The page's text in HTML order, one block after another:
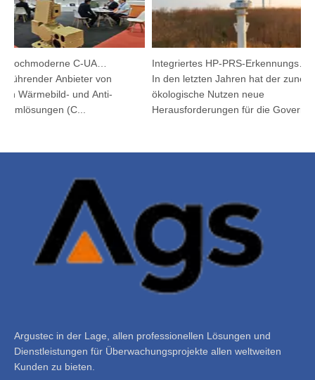
Argutec stellt hochmoderne C-UAS und Wärmetechnik in Kuala Lumpur vor
Anbieter von
und Anti-
(C...
Integriertes HP-PRS-Erkennungs- und Verfolgungsgerät: Eine Panoramavision für den Vogelschutz
In den letzten Jahren hat der
ökologische Nutzen neue
Herausforderungen für die Governanc...
Argustec in der Lage, allen professionellen Lösungen und
Dienstleistungen für Überwachungsprojekte allen weltweiten
Kunden zu bieten.